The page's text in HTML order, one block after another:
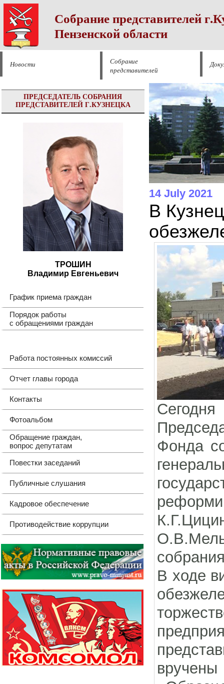
Собрание представителей
Пензенской области
Новости
Собрание
представителей
ПРЕДСЕДАТЕЛЬ СОБРАНИЯ
ПРЕДСТАВИТЕЛЕЙ Г.КУЗНЕЦКА
ТРОШИН
Владимир Евгеньевич
График приема граждан
Порядок работы
с обращениями граждан
Работа постоянных комиссий
Отчет главы города
Контакты
Фотоальбом
Обращение граждан,
вопрос депутатам
Повестки заседаний
Публичные слушания
Кадровое обеспечение
Противодействие коррупции
14 July 2021
В
Фонда
В ходе